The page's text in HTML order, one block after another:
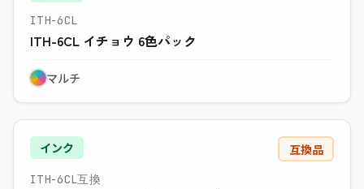
ITH-6CL
ITH-6CL イチョウ 6色パック
マルチ
インク 互換品
ITH-6CL互換